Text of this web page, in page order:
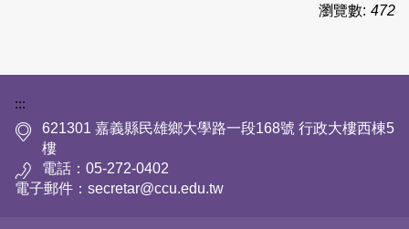
瀏覽數: 472
:::
621301 嘉義縣民雄鄉大學路一段168號 行政大樓西棟5
樓
電話：05-272-0402
電子郵件：secretar@ccu.edu.tw